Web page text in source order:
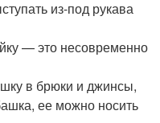
из-под рукава
— это несовременно
в брюки и джинсы,
ее можно носить